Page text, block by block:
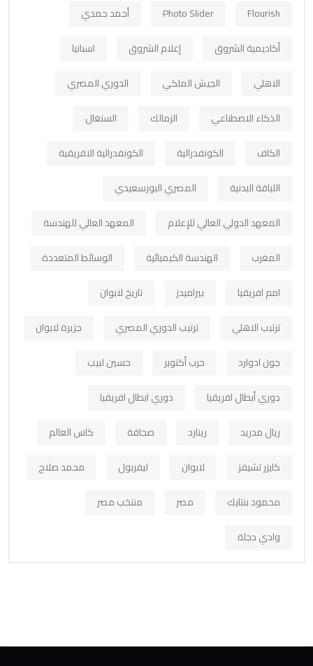
Flourish
Photo Slider
أحمد حمدي
أكاديمية الشروق
إعلام الشروق
اسبانيا
الاهلي
الجيش الملكي
الدوري المصري
الذكاء الاصطناعي
الزمالك
السنغال
الكاف
الكونفدرالية
الكونفدرالية الافريقية
اللياقة البدنية
المصري البورسعيدي
المعهد الدولي العالي للإعلام
المعهد العالي للهندسة
المغرب
الهندسة الكيميائية
الوسائط المتعددة
امم افريقيا
بيراميدز
تاريخ لابوان
ترتيب الاهلي
ترتيب الدوري المصري
جزيرة لابوان
جون ادوارد
حرب أكتوبر
حسين لبيب
دوري أبطال افريقيا
دوري ابطال افريقيا
ريال مدريد
رينارد صحافة
كاس العالم
كايزر تشيفز
لابوان ليفربول
محمد صلاح
محمود بنتايك
مصر
منتخب مصر
وادي دجلة